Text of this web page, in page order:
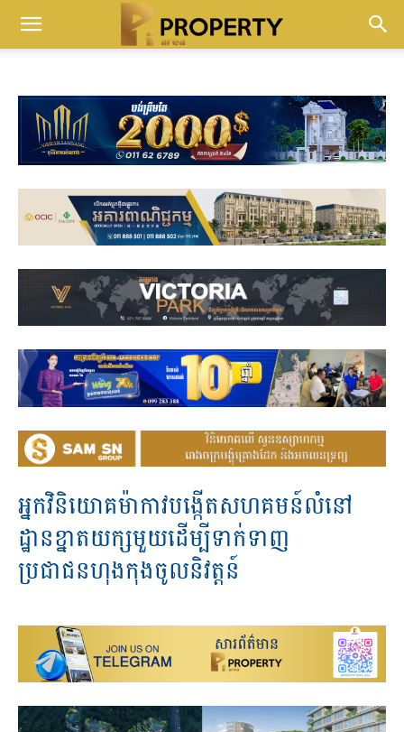
អ្នកវិនិយោគម៉ាកាវបង្កើតសហគមន៍លំនៅ
ដ្ឋានខ្នាតយក្សមួយដើម្បីទាក់ទាញ
ប្រជាជនហុងកុងចូលនិវត្តន៍